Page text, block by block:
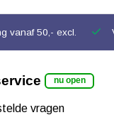
vanaf 50,- excl.
nu open
vragen